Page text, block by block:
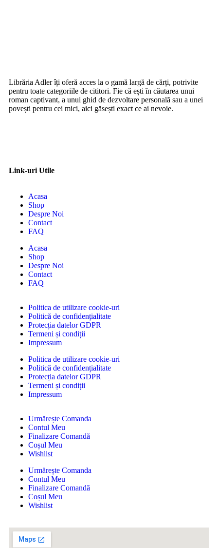
Librăria Adler îți oferă acces la o gamă largă de cărți, potrivite
pentru toate categoriile de cititori. Fie că ești în căutarea unui
roman captivant, a unui ghid de dezvoltare personală sau a unei
povești pentru cei mici, aici găsești exact ce ai nevoie.
Link-uri Utile
Acasa
Shop
Despre Noi
Contact
FAQ
Acasa
Shop
Despre Noi
Contact
FAQ
Politica de utilizare cookie-uri
Politică de confidențialitate
Protecția datelor GDPR
Termeni și condiții
Impressum
Politica de utilizare cookie-uri
Politică de confidențialitate
Protecția datelor GDPR
Termeni și condiții
Impressum
Urmărește Comanda
Contul Meu
Finalizare Comandă
Coșul Meu
Wishlist
Urmărește Comanda
Contul Meu
Finalizare Comandă
Coșul Meu
Wishlist